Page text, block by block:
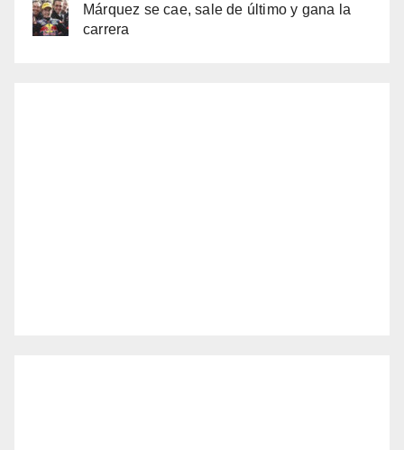
Márquez se cae, sale de último y gana la
carrera